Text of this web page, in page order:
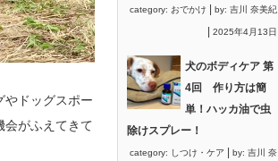
やドッグスポー
会がふえてきて
category: おでかけ by: 吉川 奈美紀
2025年4月13日
犬のボディケア 第
4回 作り方は簡
単！ハッカ油で虫
除けスプレー！
category: しつけ・ケア by: 吉川 奈